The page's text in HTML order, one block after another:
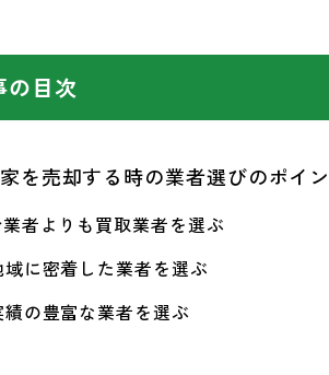
の目次
を売却する時の業者選びのポイ
者よりも買取業者を選ぶ
に密着した業者を選ぶ
の豊富な業者を選ぶ